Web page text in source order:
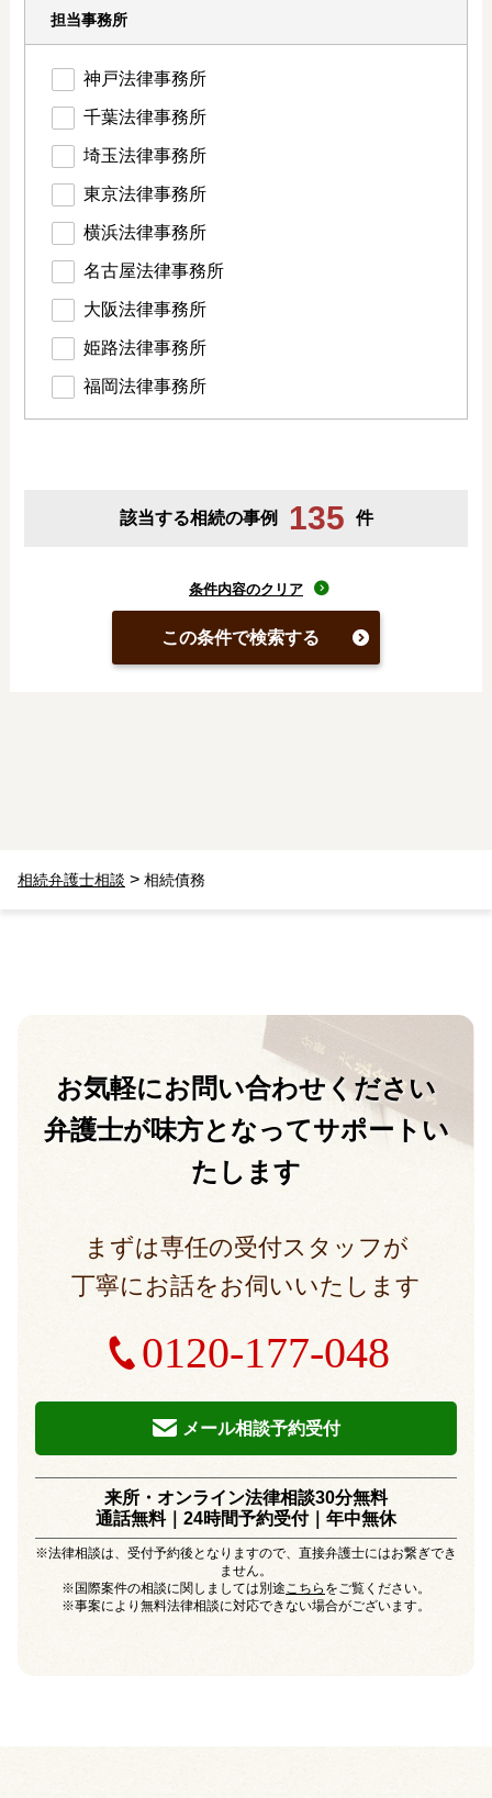
担当事務所
神戸法律事務所
千葉法律事務所
埼玉法律事務所
東京法律事務所
横浜法律事務所
名古屋法律事務所
大阪法律事務所
姫路法律事務所
福岡法律事務所
該当する相続の事例 135 件
条件内容のクリア
この条件で検索する
相続弁護士相談 > 相続債務
お気軽にお問い合わせください
弁護士が味方となってサポートい
たします
まずは専任の受付スタッフが
丁寧にお話をお伺いいたします
0120-177-048
メール相談予約受付
来所・オンライン法律相談30分無料
通話無料｜24時間予約受付｜年中無休
※法律相談は、受付予約後となりますので、直接弁護士にはお繋ぎでき
ません。
※国際案件の相談に関しましては別途 こちら をご覧ください。
※事案により無料法律相談に対応できない場合がございます。